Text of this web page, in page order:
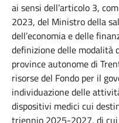
ai sensi dell’articolo 3,
2023, del Ministro della
dell’economia e delle
definizione delle modalità
province autonome di
risorse del Fondo per il
individuazione delle
dispositivi medici cui
triennio 2025-2027, di cui